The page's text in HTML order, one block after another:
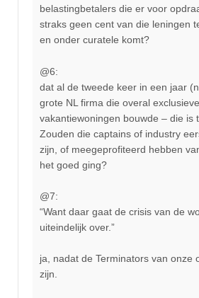
belastingbetalers die er voor
straks geen cent van die leningen
en onder curatele komt?
@6:
dat al de tweede keer in een jaar
grote NL firma die overal exclusieve
vakantiewoningen bouwde – die is
Zouden die captains of industry
zijn, of meegeprofiteerd hebben
het goed ging?
@7:
“Want daar gaat de crisis van de
uiteindelijk over.”
ja, nadat de Terminators van onze
zijn.